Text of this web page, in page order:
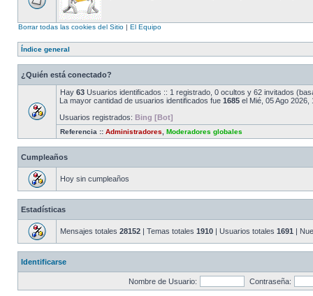
Borrar todas las cookies del Sitio | El Equipo
Índice general
¿Quién está conectado?
Hay 63 Usuarios identificados :: 1 registrado, 0 ocultos y 62 invitados
La mayor cantidad de usuarios identificados fue 1685 el Mié, 05 Ago 2026,
Usuarios registrados: Bing [Bot]
Referencia :: Administradores Moderadores globales
Cumpleaños
Hoy sin cumpleaños
Estadísticas
Mensajes totales 28152 | Temas totales 1910 | Usuarios totales 1691 |
Identificarse
Nombre de Usuario: Contraseña: